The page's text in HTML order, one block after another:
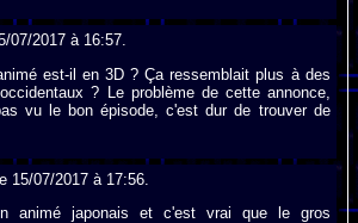
07/2017 à 16:57.
est-il en 3D ? Ça ressemblait plus à des
? Le problème de cette annonce,
vu le bon épisode, c'est dur de trouver de
15/07/2017 à 17:56.
animé japonais et c'est vrai que le gros